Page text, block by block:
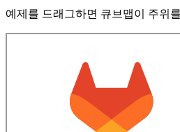
예제를 드래그하면 큐브맵이 주위